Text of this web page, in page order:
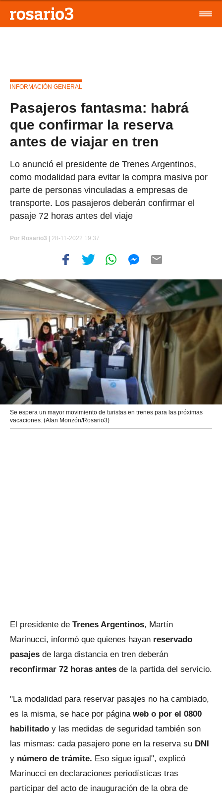
INFORMACIÓN GENERAL
Pasajeros fantasma: habrá
que confirmar la reserva
antes de viajar en tren
Lo anunció el presidente de Trenes Argentinos,
como modalidad para evitar la compra masiva por
parte de personas vinculadas a empresas de
transporte. Los pasajeros deberán confirmar el
pasaje 72 horas antes del viaje
Por Rosario3 | 28-11-2022 19:37
Se espera un mayor movimiento de turistas en trenes para las próximas
vacaciones. (Alan Monzón/Rosario3)
El presidente de Trenes Argentinos, Martín
Marinucci, informó que quienes hayan reservado
pasajes de larga distancia en tren deberán
reconfirmar 72 horas antes de la partida del servicio.
"La modalidad para reservar pasajes no ha cambiado,
es la misma, se hace por página web o por el 0800
habilitado y las medidas de seguridad también son
las mismas: cada pasajero pone en la reserva su DNI
y número de trámite. Eso sigue igual", explicó
Marinucci en declaraciones periodísticas tras
participar del acto de inauguración de la obra de